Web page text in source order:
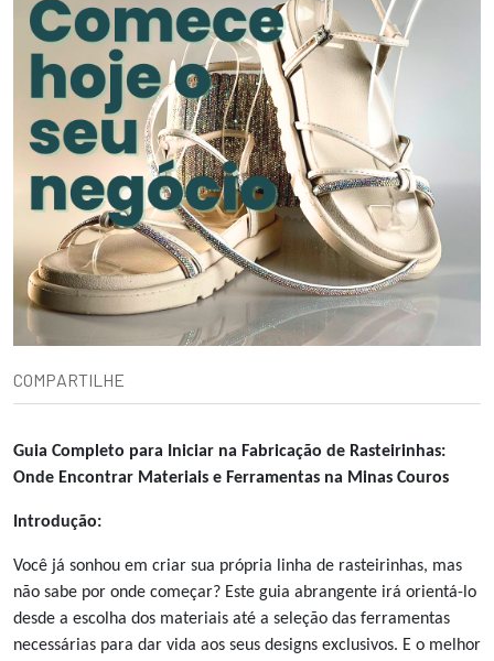
COMPARTILHE
Guia Completo para Iniciar na Fabricação de Rasteirinhas:
Onde Encontrar Materiais e Ferramentas na Minas Couros
Introdução:
Você já sonhou em criar sua própria linha de rasteirinhas, mas
não sabe por onde começar? Este guia abrangente irá orientá-lo
desde a escolha dos materiais até a seleção das ferramentas
necessárias para dar vida aos seus designs exclusivos. E o melhor